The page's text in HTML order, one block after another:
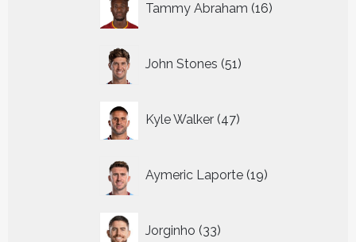
Tammy Abraham 16
producten
John Stones 51
producten
Kyle Walker 47
producten
Aymeric Laporte 19
producten
Jorginho 33